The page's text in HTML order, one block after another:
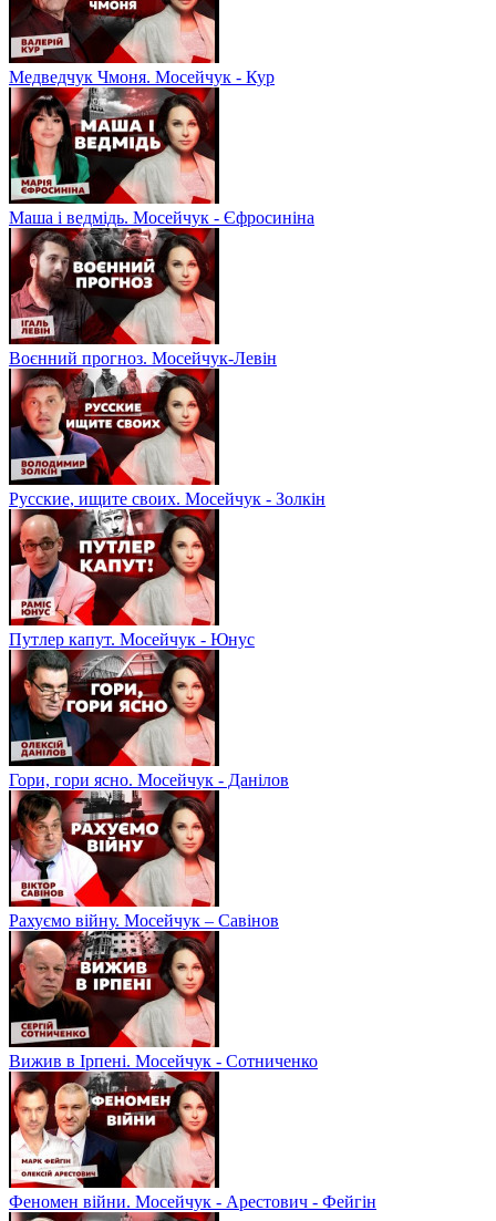
Медведчук Чмоня. Мосейчук - Кур
Маша і ведмідь. Мосейчук - Єфросиніна
Воєнний прогноз. Мосейчук-Левін
Русские, ищите своих. Мосейчук - Золкін
Путлер капут. Мосейчук - Юнус
Гори, гори ясно. Мосейчук - Данілов
Рахуємо війну. Мосейчук – Савінов
Вижив в Ірпені. Мосейчук - Сотниченко
Феномен війни. Мосейчук - Арестович - Фейгін